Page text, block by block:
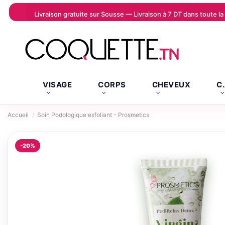
Livraison gratuite sur Sousse — Livraison à 7 DT dans toute
VISAGE CORPS CHEVEUX
Accueil Soin Podologique exfoliant - Prosmetics
-20%